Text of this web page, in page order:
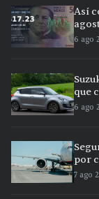
Así
6 ago
que
6 ago
por
7 ago